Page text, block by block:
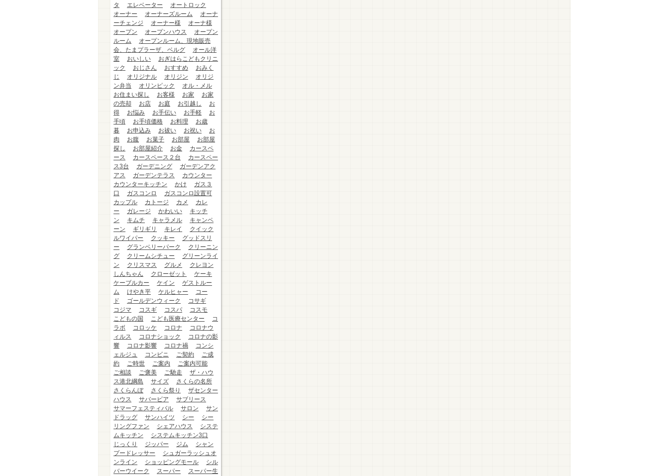
タ
エレベーター
オートロック
オーナー
オーナーズルーム
オーナ
ーチェンジ
オーナー様
オーナ様
オープン
オープンハウス
オープン
ルーム
オープンルーム、現地販売
会、たまプラーザ、ベルグ
オール洋
室
おいしい
おぎはらこどもクリニ
ック
おじさん おすすめ
おみく
じ
オリジナル オリジン
オリジ
ン弁当
オリンピック
オル・メル
お住まい探し
お客様 お家
お家
の売却
お店 お庭 お引越し
お
得
お悩み お手伝い お手軽
お
手頃
お手頃価格 お料理
お歳
暮
お申込み お祓い お祝い
お
肉
お腹 お菓子 お部屋
お部屋
探し
お部屋紹介 お金
カースペ
ース
カースペース２台
カースペー
ス3台
ガーデニング
ガーデンアク
アス
ガーデンテラス
カウンター
カウンターキッチン
かけ
ガス３
口
ガスコンロ
ガスコンロ設置可
カップル
カトージ カメ
カレ
ー
ガレージ かわいい
キッチ
ン
キムチ キャラメル
キャンペ
ーン
ギリギリ キレイ
クイック
ルワイパー
クッキー
グッドスリ
ー
グランベリーパーク
クリーニン
グ
クリームシチュー
グリーンライ
ン
クリスマス グルメ
クレヨン
しんちゃん
クローゼット
ケーキ
ケーブルカー
ケイン
ゲストルー
ム
けやき平 ケルヒャー
コー
ド
ゴールデンウィーク
コサギ
コジマ
コスギ コスパ
コスモ
こどもの国
こども医療センター
コ
ラボ
コロッケ コロナ
コロナウ
ィルス
コロナショック
コロナの影
響
コロナ影響 コロナ禍
コンシ
ェルジュ
コンビニ ご契約
ご成
約
ご時世 ご案内
ご案内可能
ご相談
ご褒美 ご馳走
ザ・ハウ
ス港北綱島
サイズ
さくらの名所
さくらんぼ
さくら祭り
ザセンター
ハウス
サバービア
サブリース
サマーフェスティバル
サロン
サン
ドラッグ
サンハイツ シー
シー
リングファン
シェアハウス
システ
ムキッチン
システムキッチン3口
じっくり
ジッパー ジム
シャン
プードレッサー
シュガーラッシュオ
ンライン
ショッピングモール
シル
バーウイーク
スーパー
スーパー生